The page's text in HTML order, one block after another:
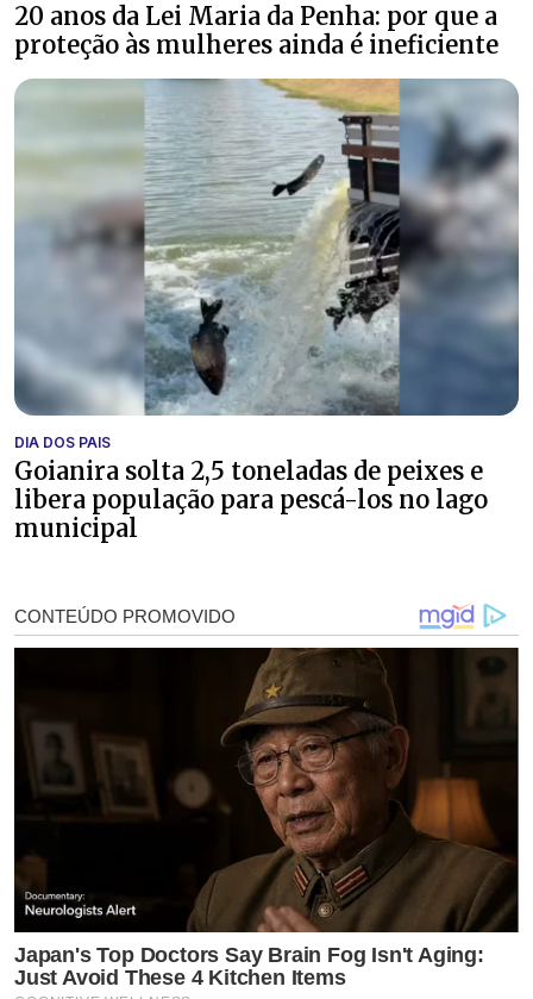
20 anos da Lei Maria da Penha: por que a
proteção às mulheres ainda é ineficiente
DIA DOS PAIS
Goianira solta 2,5 toneladas de peixes e
libera população para pescá-los no lago
municipal